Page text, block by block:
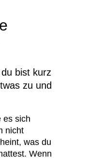
bist kurz
zu und
es sich
nicht
was du
Wenn